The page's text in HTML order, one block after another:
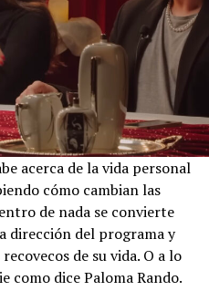
acerca de la vida personal
cómo cambian las
de nada se convierte
dirección del programa y
de su vida. O a lo
como dice Paloma Rando.